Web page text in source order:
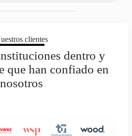
clientes
dentro y
que han confiado en
nosotros